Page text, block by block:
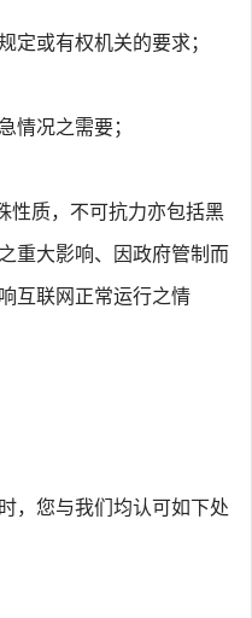
定或有权机关的要求；
情况之需要；
性质，不可抗力亦包括黑
重大影响、因政府管制而
互联网正常运行之情
，您与我们均认可如下处